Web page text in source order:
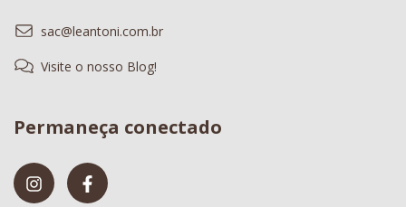
sac@leantoni.com.br
Visite o nosso Blog!
Permaneça conectado